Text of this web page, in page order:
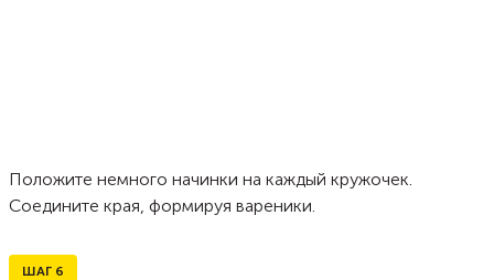
Положите немного начинки на каждый кружочек.
Соедините края, формируя вареники.
ШАГ 6